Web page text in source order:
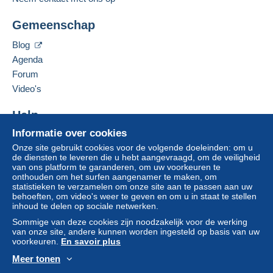
credit/debitcardof overboeking naar uw saldo,
Een onbetaalde aankoop kan gevolgen hebben
voor de rekening van de koper.
Als de verkoopvoorwaarden van de verkoper
clausules bevatten met betrekking tot de betaling,
moeten deze als nietig worden beschouwd. De
Delcampe, zoals gedefinieerd in de
toepassing zijn.
Aankopen moeten worden betaald binnen14
dagenna ontvangst van de eindafrekening van de
verkoper.
Packing and shipping costs (registered mail not
included)
America : 5 Euros up to 50 g.
Europe : 5 Euros up to 50 g.
De verkoper contacteren
Informatie over cookies
Onze site gebruikt cookies voor de volgende doeleinden: om u
de diensten te leveren die u hebt aangevraagd, om de veiligheid
van ons platform te garanderen, om uw voorkeuren te
onthouden om het surfen aangenamer te maken, om
statistieken te verzamelen om onze site aan te passen aan uw
behoeften, om video's weer te geven en om u in staat te stellen
inhoud te delen op sociale netwerken.
Sommige van deze cookies zijn noodzakelijk voor de werking
van onze site, andere kunnen worden ingesteld op basis van uw
voorkeuren. En savoir plus
Meer tonen
Gemeenschap
Blog
Agenda
Forum
Video's
Help
Hulpcentrum
Kopen op Delcampe
Verkopen op Delcampe
Een beveiligde website